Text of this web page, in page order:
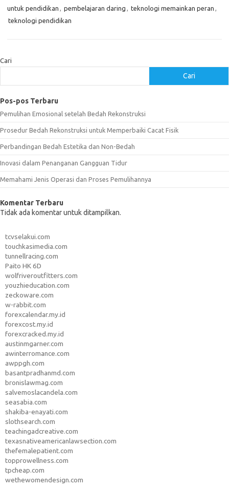
untuk pendidikan , pembelajaran daring , teknologi memainkan peran ,
teknologi pendidikan
Cari
Cari
Pos-pos Terbaru
Pemulihan Emosional setelah Bedah Rekonstruksi
Prosedur Bedah Rekonstruksi untuk Memperbaiki Cacat Fisik
Perbandingan Bedah Estetika dan Non-Bedah
Inovasi dalam Penanganan Gangguan Tidur
Memahami Jenis Operasi dan Proses Pemulihannya
Komentar Terbaru
Tidak ada komentar untuk ditampilkan.
tcvselakui.com
touchkasimedia.com
tunnellracing.com
Paito HK 6D
wolfriveroutfitters.com
youzhieducation.com
zeckoware.com
w-rabbit.com
forexcalendar.my.id
forexcost.my.id
forexcracked.my.id
austinmgarner.com
awinterromance.com
awppgh.com
basantpradhanmd.com
bronislawmag.com
salvemoslacandela.com
seasabia.com
shakiba-enayati.com
slothsearch.com
teachingadcreative.com
texasnativeamericanlawsection.com
thefemalepatient.com
topprowellness.com
tpcheap.com
wethewomendesign.com